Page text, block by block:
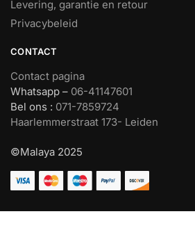
Levering, garantie en retour
Privacybeleid
CONTACT
Contact pagina
Whatsapp – 06-41147601
Bel ons : 071-7859724
Haarlemmerstraat 173- Leiden
©Malaya 2025